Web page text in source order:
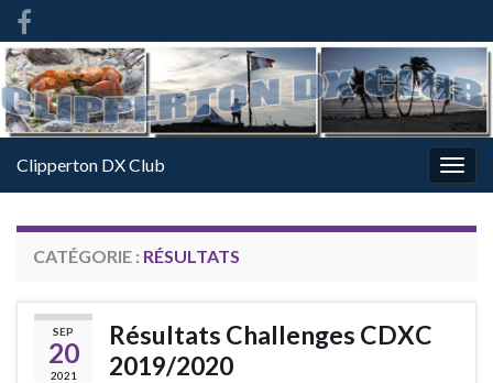
Clipperton DX Club
CATÉGORIE : RÉSULTATS
SEP
20
2021
Résultats Challenges CDXC
2019/2020